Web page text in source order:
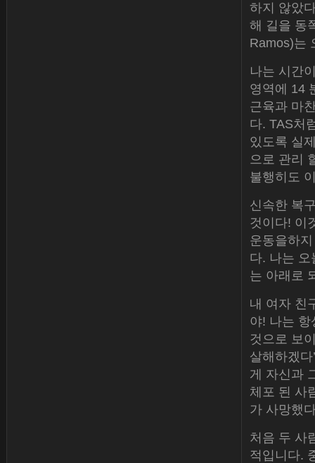
하지 않았
해 길을 동
Ramos)는
나는 시간
영역에 14
근육과 마
다. TAS처
있도록 실
으로 관리
불행히도
신속한 복
것이다! 이
운동을하
다. 나는
는 아래로
내 여자 친
야! 나는
것으로 보
살해하겠
게 자신과
체포 된 사
가 사망했
처음 두 사
적입니다.